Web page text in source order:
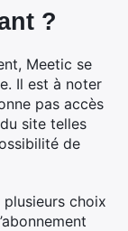
?
Meetic se
Il est à noter
pas accès
site telles
de
choix